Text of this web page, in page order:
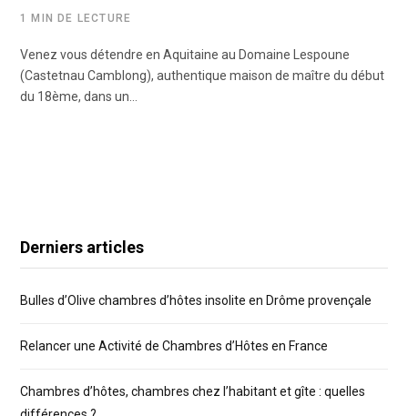
1 MIN DE LECTURE
Venez vous détendre en Aquitaine au Domaine Lespoune
(Castetnau Camblong), authentique maison de maître du début
du 18ème, dans un…
Derniers articles
Bulles d’Olive chambres d’hôtes insolite en Drôme provençale
Relancer une Activité de Chambres d’Hôtes en France
Chambres d’hôtes, chambres chez l’habitant et gîte : quelles